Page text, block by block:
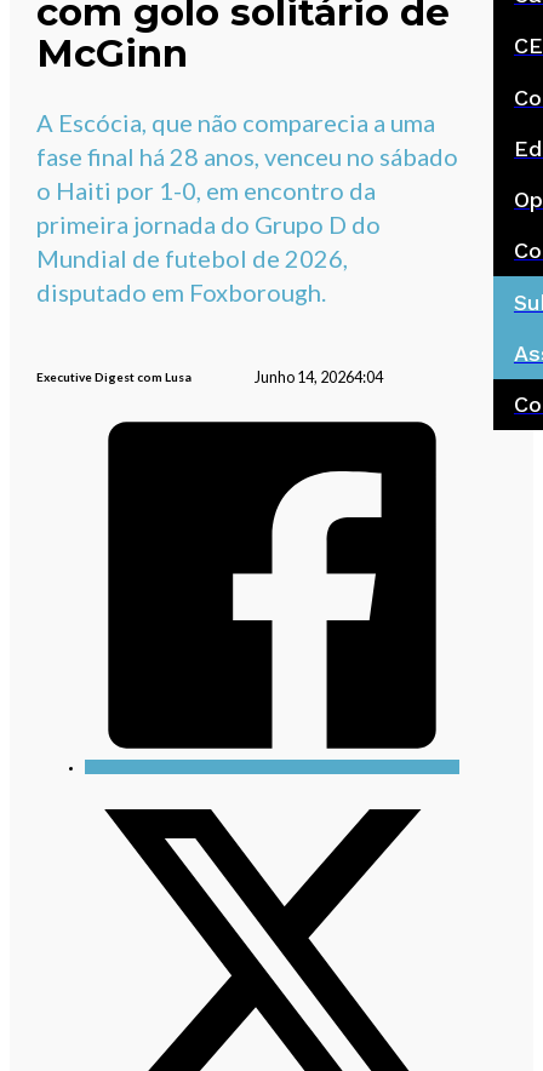
com golo solitário de
McGinn
A Escócia, que não comparecia a uma
fase final há 28 anos, venceu no sábado
o Haiti por 1-0, em encontro da
primeira jornada do Grupo D do
Mundial de futebol de 2026,
disputado em Foxborough.
Executive Digest com Lusa Junho 14, 20264:04